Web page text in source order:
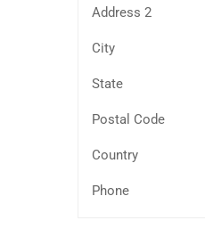
Address 2
City
State
Postal Code
Country
Phone